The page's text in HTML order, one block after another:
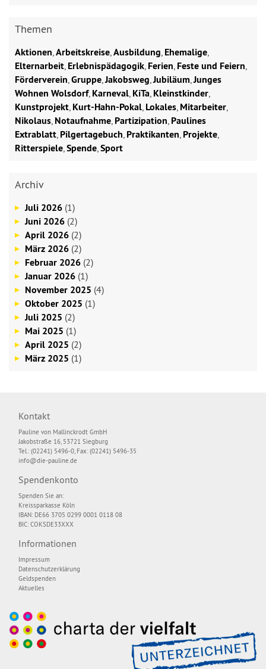
Themen
Aktionen,Arbeitskreise,Ausbildung, Ehemalige,
Elternarbeit, Erlebnispädagogik, Ferien, Feste und Feiern,
Förderverein,Gruppe,Jakobsweg,Jubiläum,Junges
Wohnen Wolsdorf, Karneval, KiTa, Kleinstkinder,
Kunstprojekt, Kurt-Hahn-Pokal, Lokales, Mitarbeiter,
Nikolaus, Notaufnahme, Partizipation, Paulines
Extrablatt, Pilgertagebuch, Praktikanten, Projekte,
Ritterspiele,Spende,Sport
Archiv
Juli 2026 (1)
Juni 2026 (2)
April 2026 (2)
März 2026 (2)
Februar 2026 (2)
Januar 2026 (1)
November 2025 (4)
Oktober 2025 (1)
Juli 2025 (2)
Mai 2025 (1)
April 2025 (2)
März 2025 (1)
Kontakt
Pauline von Mallinckrodt GmbH
Jakobstraße 16, 53721 Siegburg
Tel.: (02241) 5496-0, Fax: (02241) 5496-35
info@die-pauline.de
Spendenkonto
Spenden Sie an:
Kreissparkasse Köln
IBAN: DE66 3705 0299 0001 0118 08
BIC: COKSDE33XXX
Informationen
Impressum
Datenschutzerklärung
Geldspenden
Aktuelles